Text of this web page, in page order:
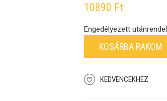
10890 Ft
Engedélyezett
KOSÁRBA RAKOM
KEDVENCEKHEZ